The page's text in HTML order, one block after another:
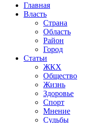
Главная
Власть
Страна
Область
Район
Город
Статьи
ЖКХ
Общество
Жизнь
Здоровье
Спорт
Мнение
Судьбы